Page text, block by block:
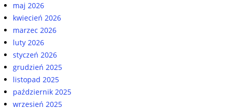
maj 2026
kwiecień 2026
marzec 2026
luty 2026
styczeń 2026
grudzień 2025
listopad 2025
październik 2025
wrzesień 2025